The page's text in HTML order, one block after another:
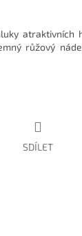
atraktivních
růžový
SDÍLET